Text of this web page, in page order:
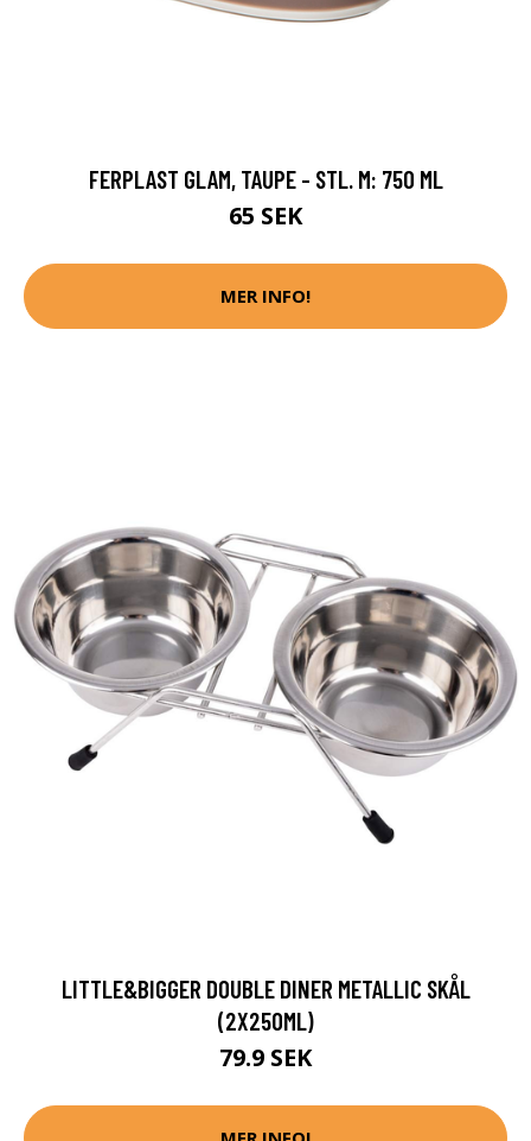
FERPLAST GLAM, TAUPE - STL. M: 750 ML
65 SEK
MER INFO!
LITTLE&BIGGER DOUBLE DINER METALLIC SKÅL
(2X250ML)
79.9 SEK